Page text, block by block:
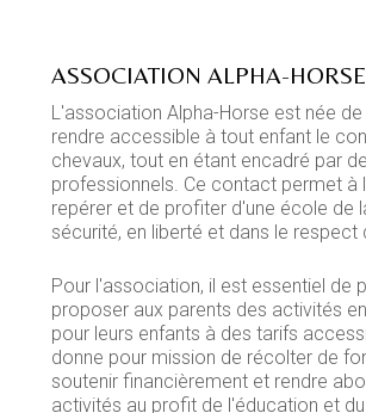
ASSOCIATION ALPHA-HORSE
L'association Alpha-Horse est née
rendre accessible à tout enfant le
chevaux, tout en étant encadré par
professionnels. Ce contact permet à
repérer et de profiter d'une école de
sécurité, en liberté et dans le respect
Pour l'association, il est essentiel de
proposer aux parents des activités
pour leurs enfants à des tarifs
donne pour mission de récolter de
soutenir financièrement et rendre
activités au profit de l'éducation et du